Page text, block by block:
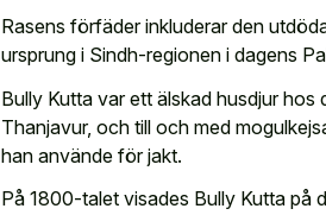
Rasens förfäder inkluderar den
ursprung i Sindh-regionen i dagens
Bully Kutta var ett älskad husdjur hos
Thanjavur, och till och med
han använde för jakt.
På 1800-talet visades Bully Kutta på